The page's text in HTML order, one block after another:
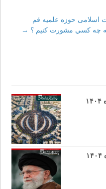
اسلامى حوزه علميه قم
چه كسي مشورت كنيم ؟ →